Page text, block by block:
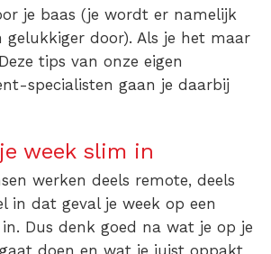
je baas (je wordt er namelijk
gelukkiger door). Als je het maar
tips van onze eigen
specialisten gaan je daarbij
week slim in
werken deels remote, deels
in dat geval je week op een
Dus denk goed na wat je op je
doen en wat je juist oppakt